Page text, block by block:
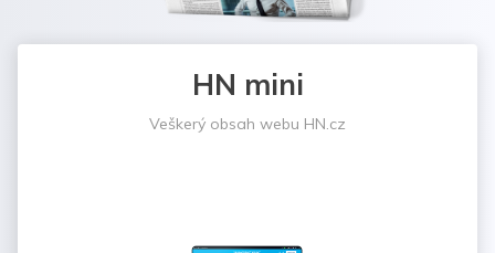
HN mini
Veškerý obsah webu HN.cz